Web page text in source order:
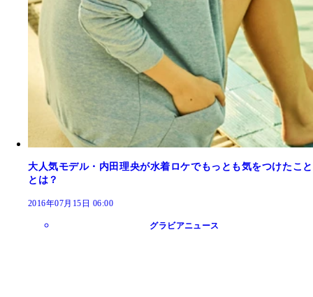
大人気モデル・内田理央が水着ロケでもっとも気をつけたこと
とは？
2016年07月15日 06:00
グラビアニュース